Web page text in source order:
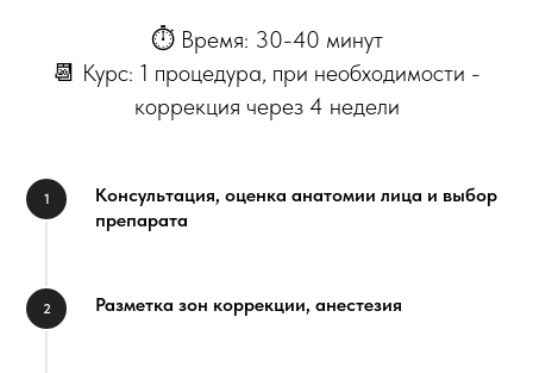
⏱ Время: 30-40 минут
📆 Курс: 1 процедура, при необходимости -
коррекция через 4 недели
Консультация, оценка анатомии лица и выбор
препарата
Разметка зон коррекции, анестезия